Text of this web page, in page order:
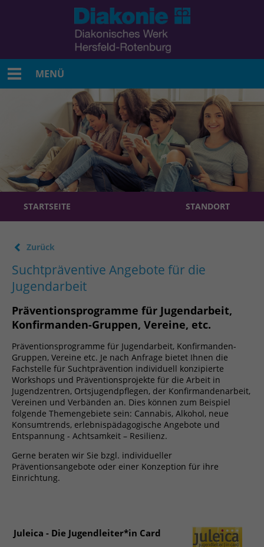
MENÜ
STARTSEITE STANDORT
Zurück
Suchtpräventive Angebote für die
Jugendarbeit
Präventionsprogramme für Jugendarbeit,
Konfirmanden-Gruppen, Vereine, etc.
Präventionsprogramme für Jugendarbeit, Konfirmanden-
Gruppen, Vereine etc. Je nach Anfrage bietet Ihnen die
Fachstelle für Suchtprävention individuell konzipierte
Workshops und Präventionsprojekte für die Arbeit in
Jugendzentren, Ortsjugendpflegen, der Konfirmandenarbeit,
Vereinen und Verbänden an. Dies können zum Beispiel
folgende Themengebiete sein: Cannabis, Alkohol, neue
Konsumtrends, erlebnispädagogische Angebote und
Entspannung - Achtsamkeit – Resilienz.
Gerne beraten wir Sie bzgl. individueller
Präventionsangebote oder einer Konzeption für ihre
Einrichtung.
Juleica - Die Jugendleiter*in Card